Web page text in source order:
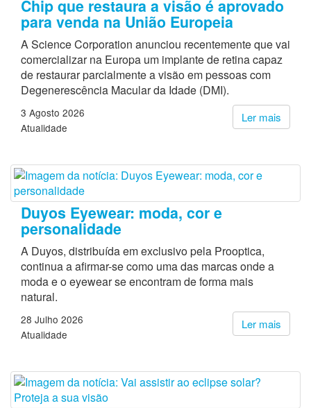
Chip que restaura a visão é aprovado
para venda na União Europeia
A Science Corporation anunciou recentemente que vai
comercializar na Europa um implante de retina capaz
de restaurar parcialmente a visão em pessoas com
Degenerescência Macular da Idade (DMI).
Ler mais
3 Agosto 2026
Atualidade
Duyos Eyewear: moda, cor e
personalidade
A Duyos, distribuída em exclusivo pela Prooptica,
continua a afirmar-se como uma das marcas onde a
moda e o eyewear se encontram de forma mais
natural.
Ler mais
28 Julho 2026
Atualidade